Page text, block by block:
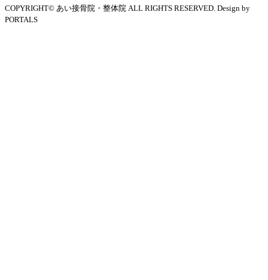
COPYRIGHT© あい接骨院・整体院 ALL RIGHTS RESERVED. Design by
PORTALS